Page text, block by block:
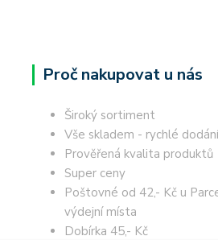
Proč nakupovat u nás
Široký sortiment
Vše skladem - rychlé dodání
Prověřená kvalita produktů
Super ceny
Poštovné od 42,- Kč u
výdejní místa
Dobírka 45,- Kč